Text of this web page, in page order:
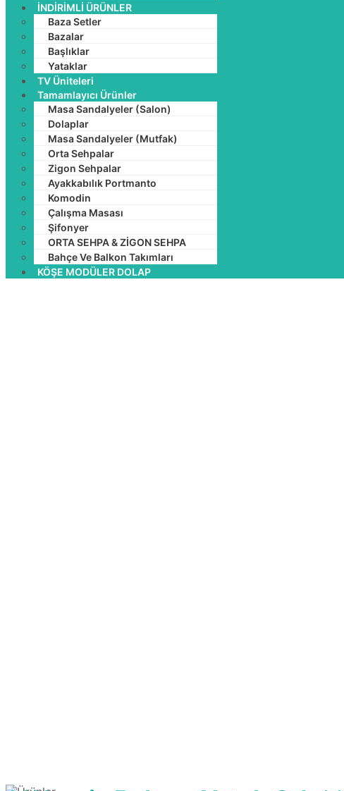
İNDİRİMLİ ÜRÜNLER
Baza Setler
Bazalar
Başlıklar
Yataklar
TV Üniteleri
Tamamlayıcı Ürünler
Masa Sandalyeler (Salon)
Dolaplar
Masa Sandalyeler (Mutfak)
Orta Sehpalar
Zigon Sehpalar
Ayakkabılık Portmanto
Komodin
Çalışma Masası
Şifonyer
ORTA SEHPA & ZİGON SEHPA
Bahçe Ve Balkon Takımları
KÖŞE MODÜLER DOLAP